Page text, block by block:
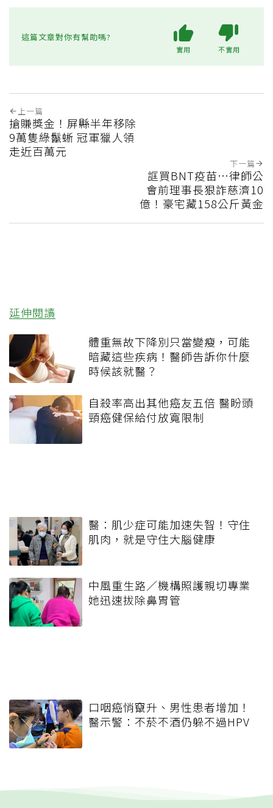
這篇文章對你有幫助嗎?
實用 不實用
上一篇
搶賺獎金！屏縣半年移除
9萬隻綠鬣蜥 冠軍獵人領
走近百萬元
下一篇
誆買BNT疫苗…律師公
會前理事長狠詐慈濟10
億！豪宅藏158公斤黃金
延伸閱讀
體重無故下降別只當變瘦，可能
暗藏這些疾病！醫師告訴你什麼
時候該就醫？
自殺率高出其他癌友五倍 醫盼頭
頸癌健保給付放寬限制
醫：肌少症可能加速失智！守住
肌肉，就是守住大腦健康
中風重生路／機構照護親切專業
她迅速拔除鼻胃管
口咽癌悄竄升、男性患者增加！
醫示警：不菸不酒仍躲不過HPV